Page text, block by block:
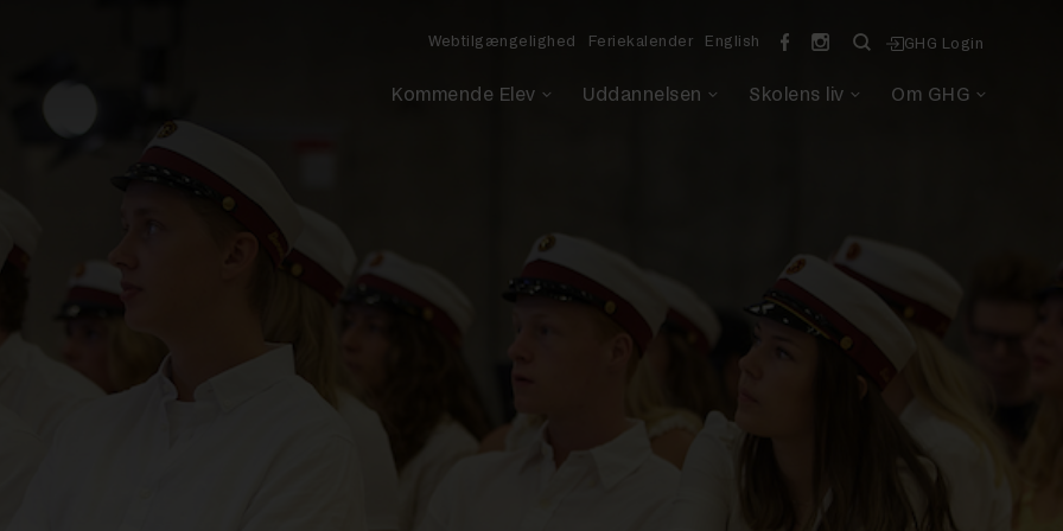
Kommende Elev
Uddannelsen Skolens liv Om GHG
Webtilgængelighed Feriekalender English GHG Login